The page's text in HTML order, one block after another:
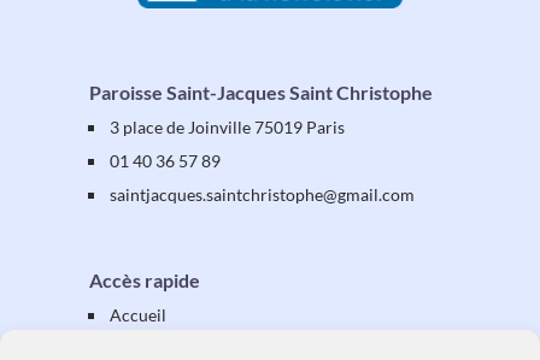
Paroisse Saint-Jacques Saint Christophe
3 place de Joinville 75019 Paris
01 40 36 57 89
saintjacques.saintchristophe@gmail.com
Accès rapide
Accueil